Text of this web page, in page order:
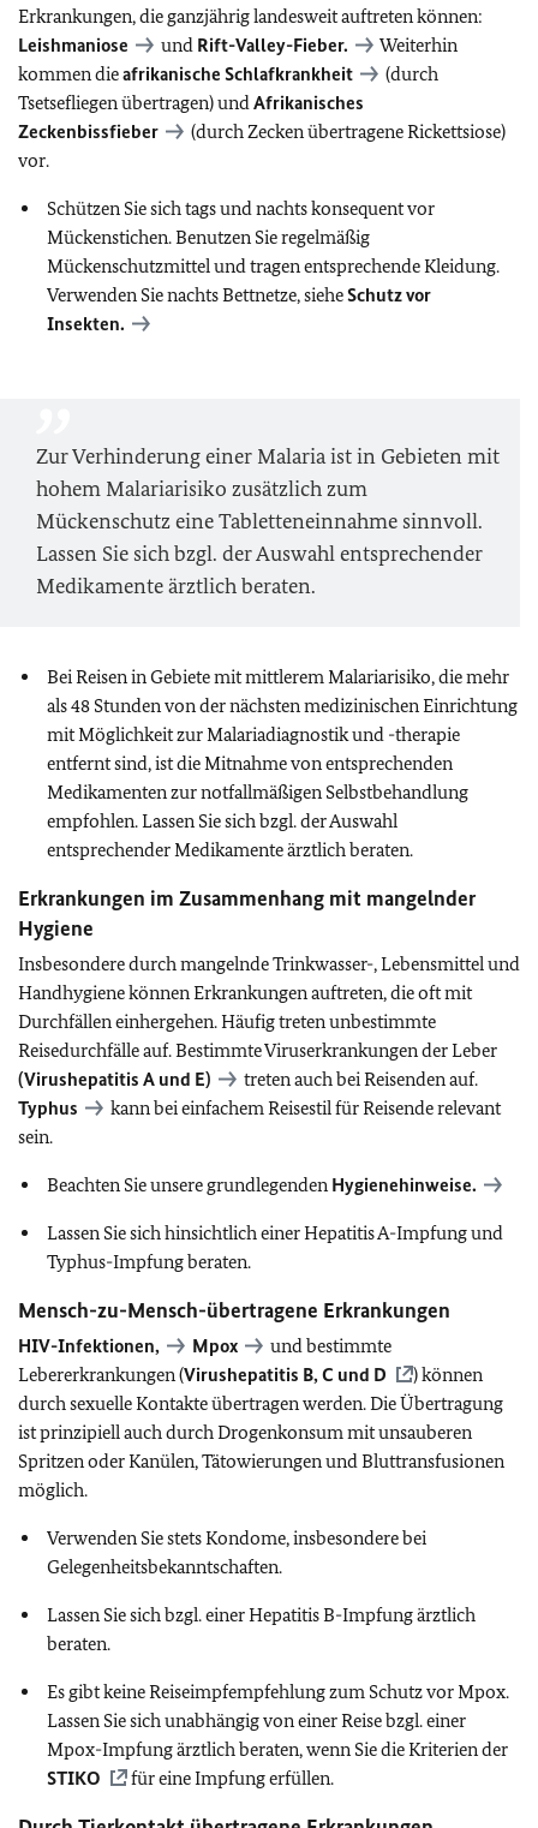
Erkrankungen, die ganzjährig landesweit auftreten können:
Leishmaniose
und Rift-Valley-Fieber.
Weiterhin
kommen dieafrikanische Schlafkrankheit
(durch
Tsetsefliegen übertragen) undAfrikanisches
Zeckenbissfieber
(durch Zecken übertragene Rickettsiose)
vor.
Schützen Sie sich tags und nachts konsequent vor
Mückenstichen. Benutzen Sie regelmäßig
Mückenschutzmittel und tragen entsprechende Kleidung.
Verwenden Sie nachts Bettnetze, sieheSchutz vor
Insekten.
Zur Verhinderung einer Malaria ist in Gebieten mit
hohem Malariarisiko zusätzlich zum
Mückenschutz eine Tabletteneinnahme sinnvoll.
Lassen Sie sich bzgl. der Auswahl entsprechender
Medikamente ärztlich beraten.
Bei Reisen in Gebiete mit mittlerem Malariarisiko, die mehr
als 48 Stunden von der nächsten medizinischen Einrichtung
mit Möglichkeit zur Malariadiagnostik und -therapie
entfernt sind, ist die Mitnahme von entsprechenden
Medikamenten zur notfallmäßigen Selbstbehandlung
empfohlen. Lassen Sie sich bzgl. der Auswahl
entsprechender Medikamente ärztlich beraten.
Erkrankungen im Zusammenhang mit mangelnder
Hygiene
Insbesondere durch mangelnde Trinkwasser-, Lebensmittel und
Handhygiene können Erkrankungen auftreten, die oft mit
Durchfällen einhergehen. Häufig treten unbestimmte
Reisedurchfälle auf. Bestimmte Viruserkrankungen der Leber
(Virushepatitis A und E)
treten auch bei Reisenden auf.
Typhus
kann bei einfachem Reisestil für Reisende relevant
sein.
Beachten Sie unsere grundlegenden Hygienehinweise.
Lassen Sie sich hinsichtlich einer Hepatitis A-Impfung und
Typhus-Impfung beraten.
Mensch-zu-Mensch-übertragene Erkrankungen
HIV-Infektionen, Mpox
und bestimmte
Lebererkrankungen (Virushepatitis B, C und D
) können
durch sexuelle Kontakte übertragen werden. Die Übertragung
ist prinzipiell auch durch Drogenkonsum mit unsauberen
Spritzen oder Kanülen, Tätowierungen und Bluttransfusionen
möglich.
Verwenden Sie stets Kondome, insbesondere bei
Gelegenheitsbekanntschaften.
Lassen Sie sich bzgl. einer Hepatitis B-Impfung ärztlich
beraten.
Es gibt keine Reiseimpfempfehlung zum Schutz vor Mpox.
Lassen Sie sich unabhängig von einer Reise bzgl. einer
Mpox-Impfung ärztlich beraten, wenn Sie die Kriterien der
STIKO
für eine Impfung erfüllen.